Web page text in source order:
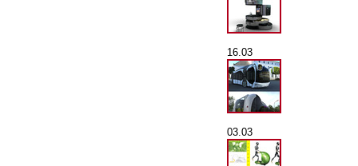
16.03
03.03